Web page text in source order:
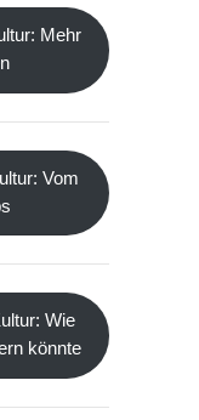
Mehr
Vom
Wie
könnte